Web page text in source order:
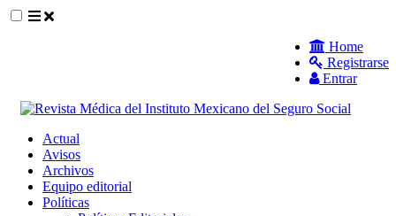
##plugins.themes.themeEleven.accessible_menu.sidebar##
Home
Registrarse
Entrar
Actual
Avisos
Archivos
Equipo editorial
Políticas